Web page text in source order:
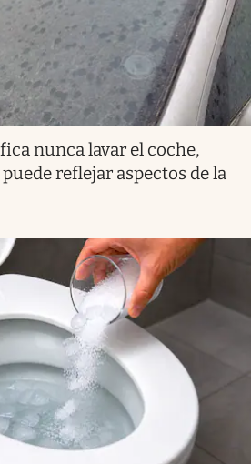
nunca lavar el coche,
reflejar aspectos de la